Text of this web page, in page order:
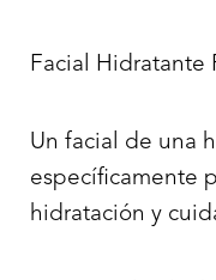
Facial Hidratante
Un facial de una
específicamente
hidratación y